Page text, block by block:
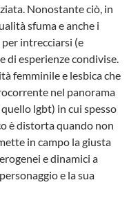
Nonostante ciò, in
sfuma e anche i
intrecciarsi (e
di esperienze condivise.
femminile e lesbica che
nel panorama
lgbt) in cui spesso
è distorta quando non
in campo la giusta
e dinamici a
e la sua